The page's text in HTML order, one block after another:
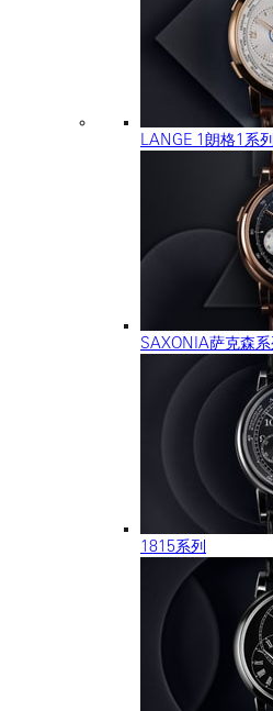
LANGE 1朗格1系列
SAXONIA萨克森系
1815系列